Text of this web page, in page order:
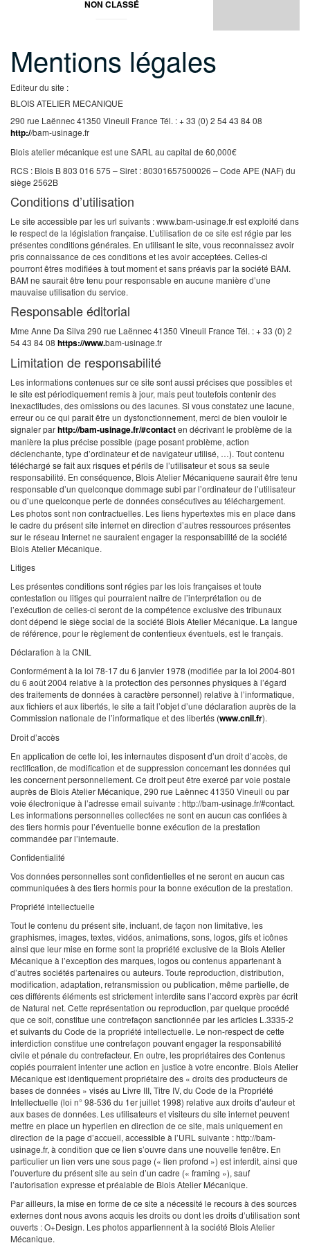
NON CLASSÉ
Mentions légales
Editeur du site :
BLOIS ATELIER MECANIQUE
290 rue Laënnec41350 Vineuil France Tél. : + 33 (0) 2 54 43 84 08
http://bam-usinage.fr
Blois atelier mécanique est une SARL au capital de 60,000€
RCS : Blois B 803 016 575 –Siret : 80301657500026 – Code APE (NAF) du
siège 2562B
Conditions d’utilisation
Le site accessible par les url suivants : www.bam-usinage.fr est exploité dans
le respect de la législation française. L’utilisation de ce site est régie par les
présentes conditions générales. En utilisant le site, vous reconnaissez avoir
pris connaissance de ces conditions et les avoir acceptées. Celles-ci
pourront êtres modifiées à tout moment et sans préavis par la société BAM.
BAM ne saurait être tenu pour responsable en aucune manière d’une
mauvaise utilisation du service.
Responsable éditorial
Mme Anne Da Silva 290 rue Laënnec41350 Vineuil France Tél. : + 33 (0) 2
54 43 84 08 https://www.bam-usinage.fr
Limitation de responsabilité
Les informations contenues sur ce site sont aussi précises que possibles et
le site est périodiquement remis à jour, mais peut toutefois contenir des
inexactitudes, des omissions ou des lacunes. Si vous constatez une lacune,
erreur ou ce qui parait être un dysfonctionnement, merci de bien vouloir le
signaler parhttp://bam-usinage.fr/#contacten décrivant le problème de la
manière la plus précise possible (page posant problème, action
déclenchante, type d’ordinateur et de navigateur utilisé, …). Tout contenu
téléchargé se fait aux risques et périls de l’utilisateur et sous sa seule
responsabilité. En conséquence, Blois Atelier Mécaniquene saurait être tenu
responsable d’un quelconque dommage subi par l’ordinateur de l’utilisateur
ou d’une quelconque perte de données consécutives au téléchargement.
Les photos sont non contractuelles. Les liens hypertextes mis en place dans
le cadre du présent site internet en direction d’autres ressources présentes
sur le réseau Internet ne sauraient engager la responsabilité de la société
Blois Atelier Mécanique.
Litiges
Les présentes conditions sont régies par les lois françaises et toute
contestation ou litiges qui pourraient naître de l’interprétation ou de
l’exécution de celles-ci seront de la compétence exclusive des tribunaux
dont dépend le siège social de la société Blois Atelier Mécanique. La langue
de référence, pour le règlement de contentieux éventuels, est le français.
Déclaration à la CNIL
Conformément à la loi 78-17 du 6 janvier 1978 (modifiée par la loi 2004-801
du 6 août 2004 relative à la protection des personnes physiques à l’égard
des traitements de données à caractère personnel) relative à l’informatique,
aux fichiers et aux libertés, le site a fait l’objet d’une déclaration auprès de la
Commission nationale de l’informatique et des libertés (www.cnil.fr).
Droit d’accès
En application de cette loi, les internautes disposent d’un droit d’accès, de
rectification, de modification et de suppression concernant les données qui
les concernent personnellement. Ce droit peut être exercé par voie postale
auprès de Blois Atelier Mécanique, 290 rue Laënnec 41350 Vineuil ou par
voie électronique à l’adresse email suivante : http://bam-usinage.fr/#contact.
Les informations personnelles collectées ne sont en aucun cas confiées à
des tiers hormis pour l’éventuelle bonne exécution de la prestation
commandée par l’internaute.
Confidentialité
Vos données personnelles sont confidentielles et ne seront en aucun cas
communiquées à des tiers hormis pour la bonne exécution de la prestation.
Propriété intellectuelle
Tout le contenu du présent site, incluant, de façon non limitative, les
graphismes, images, textes, vidéos, animations, sons, logos, gifs et icônes
ainsi que leur mise en forme sont la propriété exclusive de la Blois Atelier
Mécanique à l’exception des marques, logos ou contenus appartenant à
d’autres sociétés partenaires ou auteurs. Toute reproduction, distribution,
modification, adaptation, retransmission ou publication, même partielle, de
ces différents éléments est strictement interdite sans l’accord exprès par écrit
de Natural net. Cette représentation ou reproduction, par quelque procédé
que ce soit, constitue une contrefaçon sanctionnée par les articles L.3335-2
et suivants du Code de la propriété intellectuelle. Le non-respect de cette
interdiction constitue une contrefaçon pouvant engager la responsabilité
civile et pénale du contrefacteur. En outre, les propriétaires des Contenus
copiés pourraient intenter une action en justice à votre encontre. Blois Atelier
Mécanique est identiquement propriétaire des « droits des producteurs de
bases de données » visés au Livre III, Titre IV, du Code de la Propriété
Intellectuelle (loi n° 98-536 du 1er juillet 1998) relative aux droits d’auteur et
aux bases de données. Les utilisateurs et visiteurs du site internet peuvent
mettre en place un hyperlien en direction de ce site, mais uniquement en
direction de la page d’accueil, accessible à l’URL suivante : http://bam-
usinage.fr, à condition que ce lien s’ouvre dans une nouvelle fenêtre. En
particulier un lien vers une sous page (« lien profond ») est interdit, ainsi que
l’ouverture du présent site au sein d’un cadre (« framing »), sauf
l’autorisation expresse et préalable de Blois Atelier Mécanique.
Par ailleurs, la mise en forme de ce site a nécessité le recours à des sources
externes dont nous avons acquis les droits ou dont les droits d’utilisation sont
ouverts : O+Design. Les photos appartiennent à la société Blois Atelier
Mécanique.